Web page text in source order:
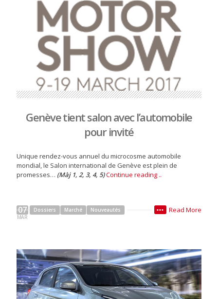
Genève tient salon avec l’automobile
pour invité
Unique rendez-vous annuel du microcosme automobile
mondial, le Salon international de Genève est plein de
promesses… (Màj 1, 2, 3, 4, 5)Continue reading ..
07
MAR
Dossiers Marché Nouveautés Read More
•••